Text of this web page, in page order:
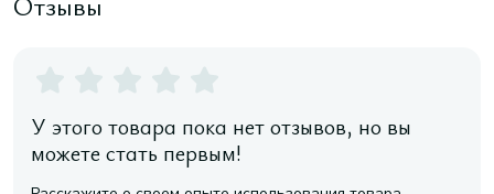
У этого товара пока нет отзывов, но вы
можете стать первым!